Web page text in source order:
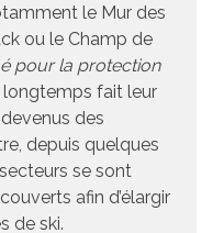
le Mur des
ou le Champ de
pour la protection
fait leur
des
depuis quelques
se sont
afin d’élargir
de ski.